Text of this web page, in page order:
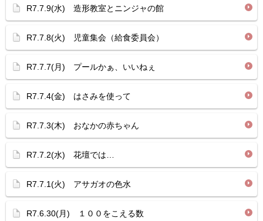
R7.7.9(水) 造形教室とニンジャの館
R7.7.8(火) 児童集会（給食委員会）
R7.7.7(月) プールかぁ、いいねぇ
R7.7.4(金) はさみを使って
R7.7.3(木) おなかの赤ちゃん
R7.7.2(水) 花壇では…
R7.7.1(火) アサガオの色水
R7.6.30(月) １００をこえる数